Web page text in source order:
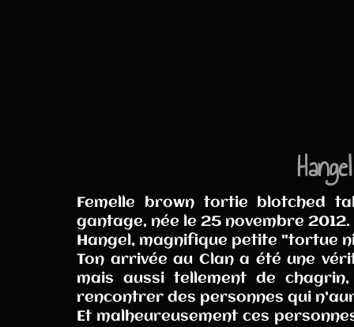
Femelle brown tortie blotched
gantage, née le 25 novembre 2012.
Hangel, magnifique petite "tortue
Ton arrivée au Clan a été une
mais aussi tellement de
rencontrer des personnes qui
Et malheureusement ces